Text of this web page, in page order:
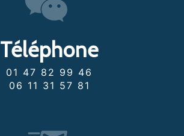
Téléphone
01 47 82 99 46
06 11 31 57 81